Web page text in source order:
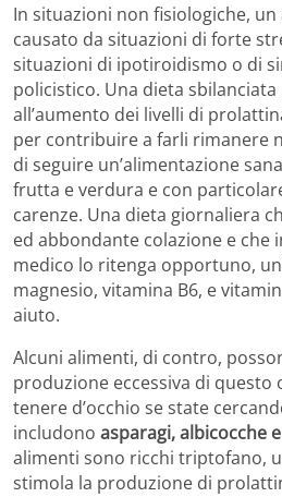
In situazioni non fisiologiche,
causato da situazioni di forte
situazioni di ipotiroidismo o di
policistico. Una dieta
all’aumento dei livelli di
per contribuire a farli rimanere
di seguire un’alimentazione
frutta e verdura e con
carenze. Una dieta giornaliera
ed abbondante colazione e che
medico lo ritenga opportuno,
magnesio, vitamina B6, e
aiuto.
Alcuni alimenti, di contro,
produzione eccessiva di questo
tenere d’occhio se state
includono asparagi, albicocche
alimenti sono ricchi triptofano,
stimola la produzione di